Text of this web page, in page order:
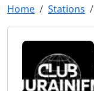
Home Stations